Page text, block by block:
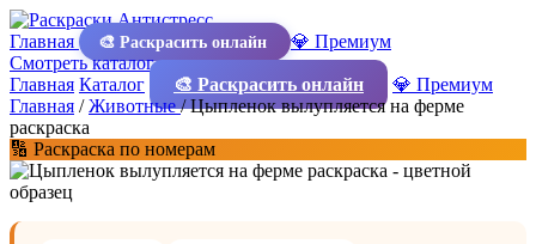
Главная 🎨 Раскрасить онлайн
💎 Премиум
Смотреть каталог
Главная Каталог 🎨 Раскрасить онлайн
💎 Премиум
Главная /Животные/Цыпленок вылупляется на ферме
раскраска
🔢 Раскраска по номерам